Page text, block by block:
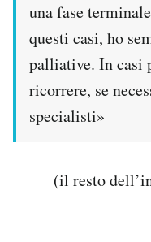
AREA PERSONALE
Notifiche mobile
Regala il Post
una fase
questi casi, ho
palliative. In casi
ricorrere, se
specialisti»
(il resto